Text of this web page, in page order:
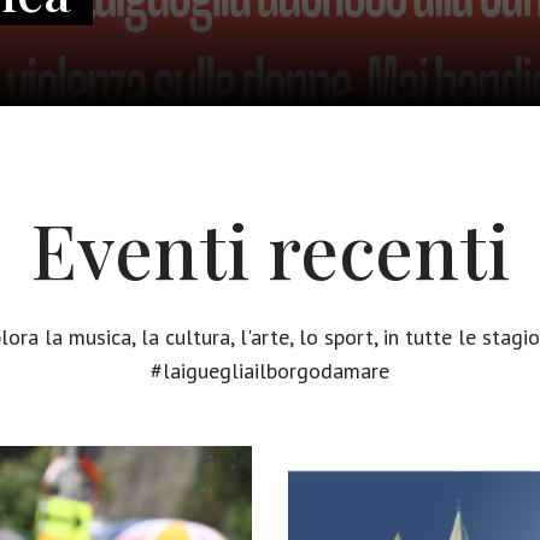
Eventi recenti
la musica, la cultura, l'arte, lo sport, in tutte le
#laiguegliailborgodamare